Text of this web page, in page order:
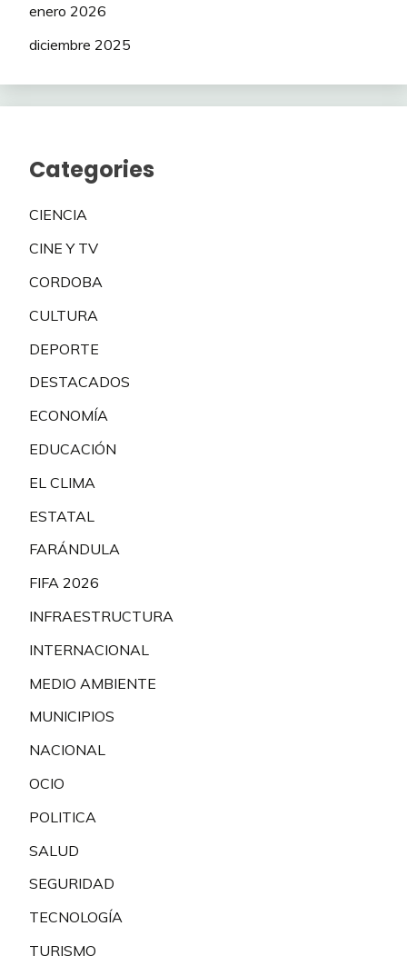
enero 2026
diciembre 2025
Categories
CIENCIA
CINE Y TV
CORDOBA
CULTURA
DEPORTE
DESTACADOS
ECONOMÍA
EDUCACIÓN
EL CLIMA
ESTATAL
FARÁNDULA
FIFA 2026
INFRAESTRUCTURA
INTERNACIONAL
MEDIO AMBIENTE
MUNICIPIOS
NACIONAL
OCIO
POLITICA
SALUD
SEGURIDAD
TECNOLOGÍA
TURISMO